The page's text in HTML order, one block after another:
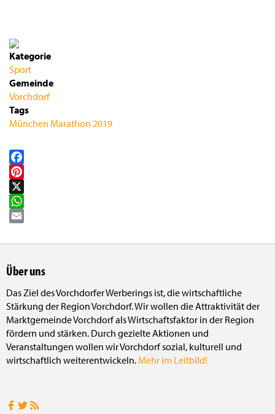
Kategorie
Sport
Gemeinde
Vorchdorf
Tags
München Marathon 2019
Facebook
Pinterest
X
WhatsApp
Über uns
Das Ziel des Vorchdorfer Werberings ist, die wirtschaftliche
Stärkung der Region Vorchdorf. Wir wollen die Attraktivität der
Marktgemeinde Vorchdorf als Wirtschaftsfaktor in der Region
fördern und stärken. Durch gezielte Aktionen und
Veranstaltungen wollen wir Vorchdorf sozial, kulturell und
wirtschaftlich weiterentwickeln. Mehr im Leitbild!